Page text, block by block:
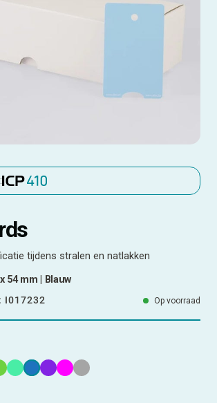
tijdens stralen en natlakken
54 mm | Blauw
I017232 Op voorraad